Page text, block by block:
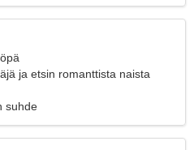
ja etsin romanttista naista
suhde